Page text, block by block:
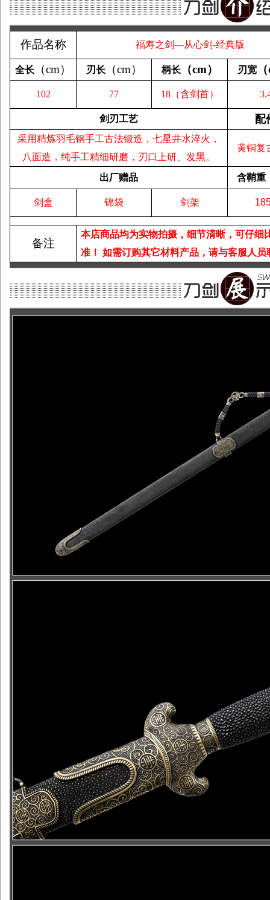
作品名称 福寿之剑—从心剑-经典版
全长 （cm） 刃长（cm） 柄长（cm） 刃宽（
102 77 18（含剑首）
剑刃工艺 配
采用精炼羽毛钢手工古法锻造，七星井水淬火，
八面造，纯手工精细研磨，刃口上研、发黑。
黄铜复
出厂赠品 含鞘重
剑盒 锦袋 剑架
备注
本店商品均为实物拍摄，细节清晰，可仔
准！ 如需订购其它材料产品，请与客服人员